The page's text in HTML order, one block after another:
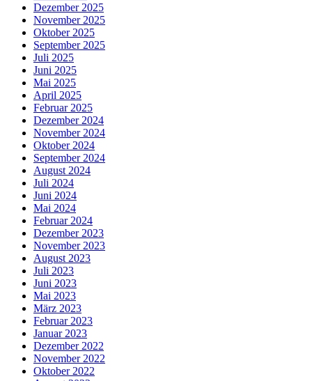
Dezember 2025
November 2025
Oktober 2025
September 2025
Juli 2025
Juni 2025
Mai 2025
April 2025
Februar 2025
Dezember 2024
November 2024
Oktober 2024
September 2024
August 2024
Juli 2024
Juni 2024
Mai 2024
Februar 2024
Dezember 2023
November 2023
August 2023
Juli 2023
Juni 2023
Mai 2023
März 2023
Februar 2023
Januar 2023
Dezember 2022
November 2022
Oktober 2022